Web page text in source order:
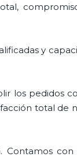
y
los pedidos
total de
Contamos